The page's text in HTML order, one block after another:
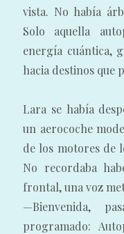
vista. No había
Solo aquella
energía cuántica,
hacia destinos que
Lara se había
un aerocoche
de los motores de
No recordaba
frontal, una voz
—Bienvenida,
programado: